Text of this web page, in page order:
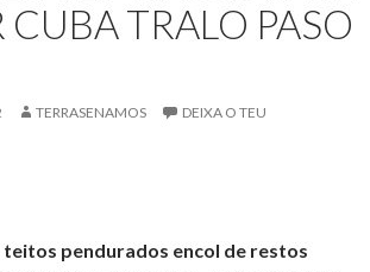
TRALO PASO
TERRASENAMOS
DEIXA O TEU
teitos pendurados encol de restos